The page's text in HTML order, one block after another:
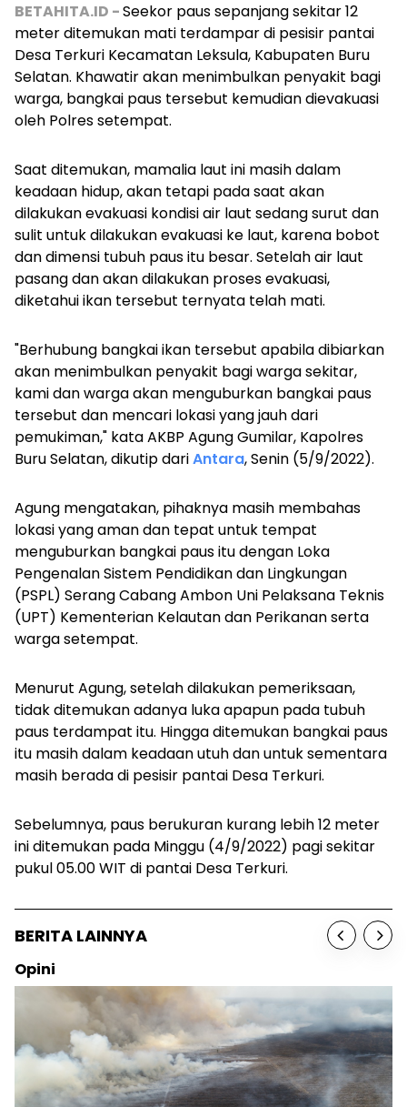
BETAHITA.ID -Seekor paus sepanjang sekitar 12
meter ditemukan mati terdampar di pesisir pantai
Desa Terkuri Kecamatan Leksula, Kabupaten Buru
Selatan. Khawatir akan menimbulkan penyakit bagi
warga, bangkai paus tersebut kemudian dievakuasi
oleh Polres setempat.
Saat ditemukan, mamalia laut ini masih dalam
keadaan hidup, akan tetapi pada saat akan
dilakukan evakuasi kondisi air laut sedang surut dan
sulit untuk dilakukan evakuasi ke laut, karena bobot
dan dimensi tubuh paus itu besar. Setelah air laut
pasang dan akan dilakukan proses evakuasi,
diketahui ikan tersebut ternyata telah mati.
"Berhubung bangkai ikan tersebut apabila dibiarkan
akan menimbulkan penyakit bagi warga sekitar,
kami dan warga akan menguburkan bangkai paus
tersebut dan mencari lokasi yang jauh dari
pemukiman," kata AKBP Agung Gumilar, Kapolres
Buru Selatan, dikutip dariAntara, Senin (5/9/2022).
Agung mengatakan, pihaknya masih membahas
lokasi yang aman dan tepat untuk tempat
menguburkan bangkai paus itu dengan Loka
Pengenalan Sistem Pendidikan dan Lingkungan
(PSPL) Serang Cabang Ambon Uni Pelaksana Teknis
(UPT) Kementerian Kelautan dan Perikanan serta
warga setempat.
Menurut Agung, setelah dilakukan pemeriksaan,
tidak ditemukan adanya luka apapun pada tubuh
paus terdampat itu. Hingga ditemukan bangkai paus
itu masih dalam keadaan utuh dan untuk sementara
masih berada di pesisir pantai Desa Terkuri.
Sebelumnya, paus berukuran kurang lebih 12 meter
ini ditemukan pada Minggu (4/9/2022) pagi sekitar
pukul 05.00 WIT di pantai Desa Terkuri.
BERITA LAINNYA
Opini